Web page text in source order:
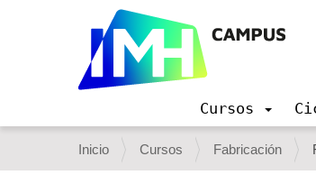
v
Cursos
U
s
Inicio Cursos Fabricación